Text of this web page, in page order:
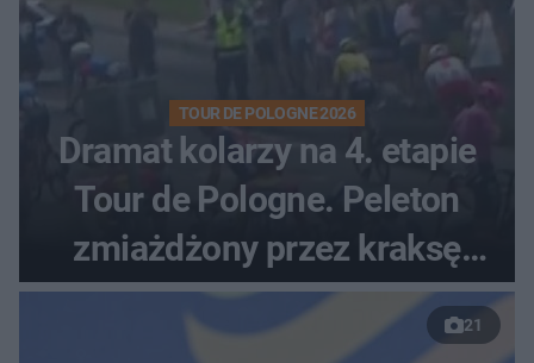
TOUR DE POLOGNE 2026
Dramat kolarzy na 4. etapie
Tour de Pologne. Peleton
zmiażdżony przez kraksę
przed Karpaczem
21